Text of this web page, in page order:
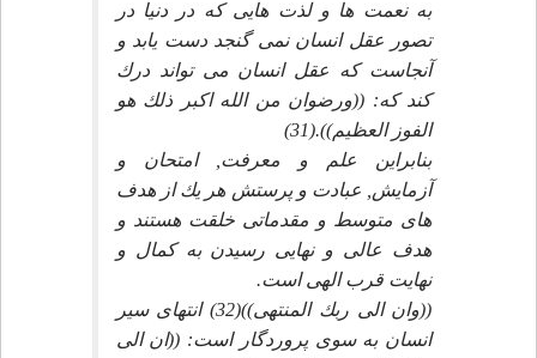
به نعمت ها و لذت هايى كه در دنيا در
تصور عقل انسان نمى گنجد دست يابد و
آنجاست كه عقل انسان مى تواند درك
كند كه: ((ورضوان من الله اكبر ذلك هو
الفوز العظيم)).(31)
بنابراين علم و معرفت, امتحان و
آزمايش, عبادت و پرستش هر يك از هدف
هاى متوسط و مقدماتى خلقت هستند و
هدف عالى و نهايى رسيدن به كمال و
نهايت قرب الهى است.
((وان الى ربك المنتهى))(32) انتهاى سير
انسان به سوى پروردگار است: ((ان الى